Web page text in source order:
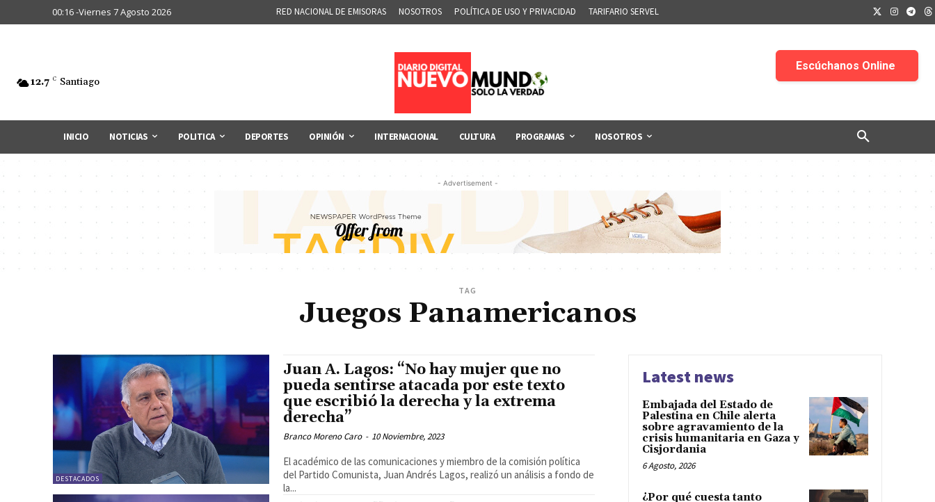
00:16 -Viernes 7 Agosto 2026 RED NACIONAL DE EMISORAS NOSOTROS POLÍTICA DE USO Y PRIVACIDAD TARIFARIO SERVEL
12.7 C Santiago
INICIO NOTICIAS POLITICA DEPORTES OPINIÓN INTERNACIONAL CULTURA PROGRAMAS NOSOTROS
- Advertisement -
TAG
Juegos Panamericanos
DESTACADOS
Juan A. Lagos: “No hay mujer que no
pueda sentirse atacada por este texto
que escribió la derecha y la extrema
derecha”
Branco Moreno Caro - 10 Noviembre, 2023
El académico de las comunicaciones y miembro de la comisión política
del Partido Comunista, Juan Andrés Lagos, realizó un análisis a fondo de
la...
Latest news
Embajada del Estado de
Palestina en Chile alerta
sobre agravamiento de la
crisis humanitaria en Gaza y
Cisjordania
6 Agosto, 2026
¿Por qué cuesta tanto